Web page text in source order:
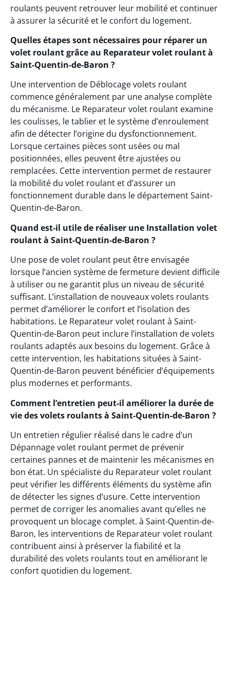
roulants peuvent retrouver leur mobilité et continuer
à assurer la sécurité et le confort du logement.
Quelles étapes sont nécessaires pour réparer un
volet roulant grâce au Reparateur volet roulant à
Saint-Quentin-de-Baron ?
Une intervention de Déblocage volets roulant
commence généralement par une analyse complète
du mécanisme. Le Reparateur volet roulant examine
les coulisses, le tablier et le système d’enroulement
afin de détecter l’origine du dysfonctionnement.
Lorsque certaines pièces sont usées ou mal
positionnées, elles peuvent être ajustées ou
remplacées. Cette intervention permet de restaurer
la mobilité du volet roulant et d’assurer un
fonctionnement durable dans le département Saint-
Quentin-de-Baron.
Quand est-il utile de réaliser une Installation volet
roulant à Saint-Quentin-de-Baron ?
Une pose de volet roulant peut être envisagée
lorsque l’ancien système de fermeture devient difficile
à utiliser ou ne garantit plus un niveau de sécurité
suffisant. L’installation de nouveaux volets roulants
permet d’améliorer le confort et l’isolation des
habitations. Le Reparateur volet roulant à Saint-
Quentin-de-Baron peut inclure l’installation de volets
roulants adaptés aux besoins du logement. Grâce à
cette intervention, les habitations situées à Saint-
Quentin-de-Baron peuvent bénéficier d’équipements
plus modernes et performants.
Comment l’entretien peut-il améliorer la durée de
vie des volets roulants à Saint-Quentin-de-Baron ?
Un entretien régulier réalisé dans le cadre d’un
Dépannage volet roulant permet de prévenir
certaines pannes et de maintenir les mécanismes en
bon état. Un spécialiste du Reparateur volet roulant
peut vérifier les différents éléments du système afin
de détecter les signes d’usure. Cette intervention
permet de corriger les anomalies avant qu’elles ne
provoquent un blocage complet. à Saint-Quentin-de-
Baron, les interventions de Reparateur volet roulant
contribuent ainsi à préserver la fiabilité et la
durabilité des volets roulants tout en améliorant le
confort quotidien du logement.